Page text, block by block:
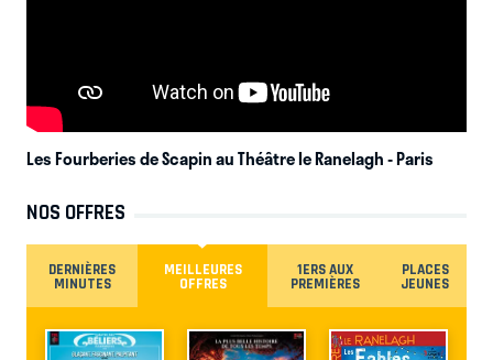
Les Fourberies de Scapin au Théâtre le Ranelagh- Paris
NOS OFFRES
DERNIÈRES
MINUTES
MEILLEURES
OFFRES
1ERS AUX
PREMIÈRES
PLACES
JEUNES